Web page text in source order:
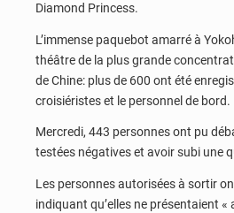
Diamond Princess.
L’immense paquebot amarré à
théâtre de la plus grande
de Chine: plus de 600 ont été
croisiéristes et le personnel de bord.
Mercredi, 443 personnes ont pu
testées négatives et avoir subi une
Les personnes autorisées à sortir
indiquant qu’elles ne présentaient «